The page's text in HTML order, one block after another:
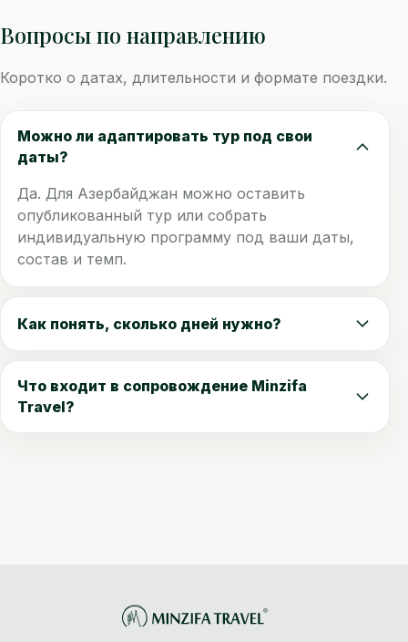
Вопросы по направлению
Коротко о датах, длительности и формате поездки.
Можно ли адаптировать тур под свои
даты?
Да. Для Азербайджан можно оставить
опубликованный тур или собрать
индивидуальную программу под ваши даты,
состав и темп.
Как понять, сколько дней нужно?
Что входит в сопровождение Minzifa
Travel?